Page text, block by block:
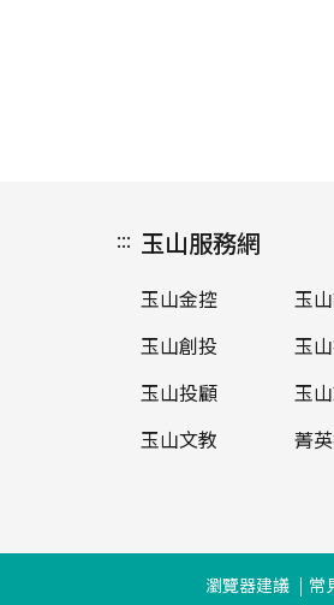
::: 玉山服務網
玉山金控
玉
玉山創投
玉
玉山投顧
玉
玉山文教
菁
瀏覽器建議 常